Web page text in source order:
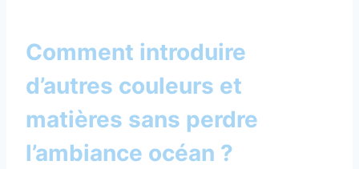
Comment introduire
d’autres couleurs et
matières sans perdre
l’ambiance océan ?